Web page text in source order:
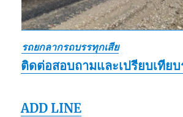
รถยกลากรถบรรทุกเสีย
ติดต่อสอบถามและเปรียบเทีย
ADD LINE